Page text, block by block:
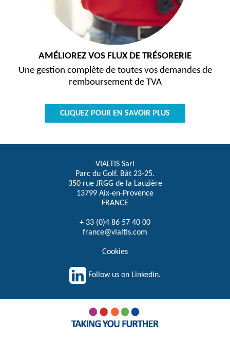
AMÉLIOREZ VOS FLUX DE TRÉSORERIE
Une gestion complète de toutes vos demandes de
remboursement de TVA
CLIQUEZ POUR EN SAVOIR PLUS
VIALTIS Sarl
Parc du Golf. Bât 23-25.
350 rue JRGG de la Lauzière
13799 Aix-en-Provence
FRANCE
+ 33 (0)4 86 57 40 00
france@vialtis.com
Cookies
Follow us on Linkedin.